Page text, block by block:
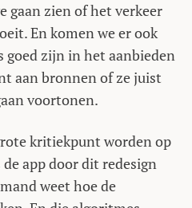
gaan zien of het verkeer
En komen we er ook
goed zijn in het aanbieden
aan bronnen of ze juist
voortonen.
kritiekpunt worden op
de app door dit redesign
weet hoe de